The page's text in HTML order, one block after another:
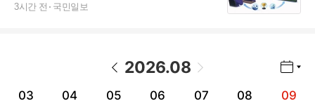
3시간 전 국민일보
2026.08
03 04 05 06 07 08 09